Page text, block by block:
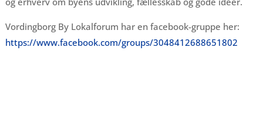
Vordingborg By Lokalforum har en facebook-gruppe her:
https://www.facebook.com/groups/3048412688651802